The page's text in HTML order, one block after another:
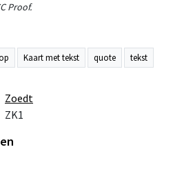
Proof.
Kaart met tekst quote tekst
Zoedt
ZK1